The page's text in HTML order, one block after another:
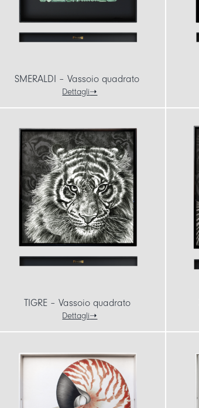
SMERALDI – Vassoio quadrato
Dettagli
TIGRE – Vassoio quadrato
Dettagli